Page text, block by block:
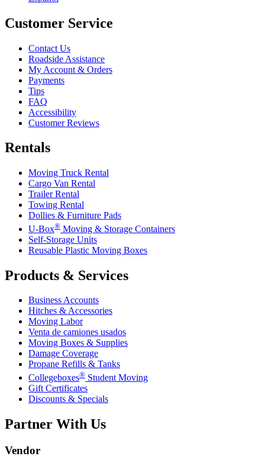
Customer Service
Contact Us
Roadside Assistance
My Account & Orders
Payments
Tips
FAQ
Accessibility
Customer Reviews
Rentals
Moving Truck Rental
Cargo Van Rental
Trailer Rental
Towing Rental
Dollies & Furniture Pads
U-Box® Moving & Storage Containers
Self-Storage Units
Reusable Plastic Moving Boxes
Products & Services
Business Accounts
Hitches & Accessories
Moving Labor
Venta de camiones usados
Moving Boxes & Supplies
Damage Coverage
Propane Refills & Tanks
Collegeboxes® Student Moving
Gift Certificates
Discounts & Specials
Partner With Us
Vendor